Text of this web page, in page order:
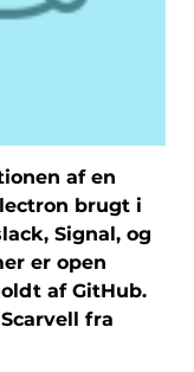
af ​​en
brugt i
Signal, og
er open
af GitHub.
fra